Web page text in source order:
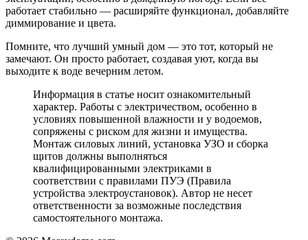
работает стабильно — расширяйте функционал, добавляйте
диммирование и цвета.
Помните, что лучший умный дом — это тот, который не
замечают. Он просто работает, создавая уют, когда вы
выходите к воде вечерним летом.
Информация в статье носит ознакомительный
характер. Работы с электричеством, особенно в
условиях повышенной влажности и у водоемов,
сопряжены с риском для жизни и имущества.
Монтаж силовых линий, установка УЗО и сборка
щитов должны выполняться
квалифицированными электриками в
соответствии с правилами ПУЭ (Правила
устройства электроустановок). Автор не несет
ответственности за возможные последствия
самостоятельного монтажа.